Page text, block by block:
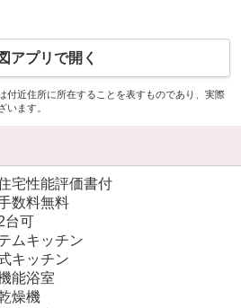
アプリで開く
近住所に所在することを表すものであり、実際
います。
宅性能評価書付
数料無料
台可
ムキッチン
キッチン
能浴室
燥機